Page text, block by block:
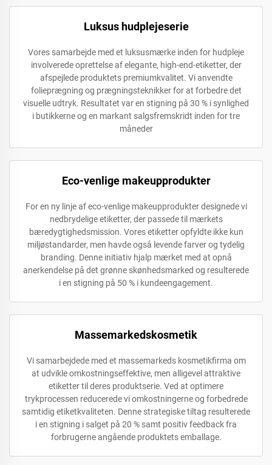
Luksus hudplejeserie
Vores samarbejde med et luksusmærke inden for hudpleje
involverede oprettelse af elegante, high-end-etiketter, der
afspejlede produktets premiumkvalitet. Vi anvendte
folieprægning og prægningsteknikker for at forbedre det
visuelle udtryk. Resultatet var en stigning på 30 % i synlighed
i butikkerne og en markant salgsfremskridt inden for tre
måneder
Eco-venlige makeupprodukter
For en ny linje af eco-venlige makeupprodukter designede vi
nedbrydelige etiketter, der passede til mærkets
bæredygtighedsmission. Vores etiketter opfyldte ikke kun
miljøstandarder, men havde også levende farver og tydelig
branding. Denne initiativ hjalp mærket med at opnå
anerkendelse på det grønne skønhedsmarked og resulterede
i en stigning på 50 % i kundeengagement.
Massemarkedskosmetik
Vi samarbejdede med et massemarkeds kosmetikfirma om
at udvikle omkostningseffektive, men alligevel attraktive
etiketter til deres produktserie. Ved at optimere
trykprocessen reducerede vi omkostningerne og forbedrede
samtidig etiketkvaliteten. Denne strategiske tiltag resulterede
i en stigning i salget på 20 % samt positiv feedback fra
forbrugerne angående produktets emballage.